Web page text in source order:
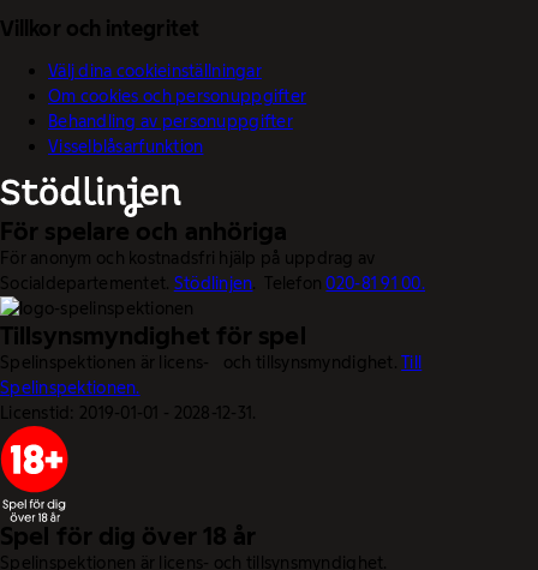
Villkor och integritet
Välj dina cookieinställningar
Om cookies och personuppgifter
Behandling av personuppgifter
Visselblåsarfunktion
För spelare och anhöriga
För anonym och kostnadsfri hjälp på uppdrag av
Socialdepartementet. Stödlinjen. Telefon020-81 91 00.
Tillsynsmyndighet för spel
Spelinspektionen är licens- och tillsynsmyndighet.Till
Spelinspektionen.
Licenstid: 2019-01-01 - 2028-12-31.
Spel för dig över 18 år
Spelinspektionen är licens- och tillsynsmyndighet.